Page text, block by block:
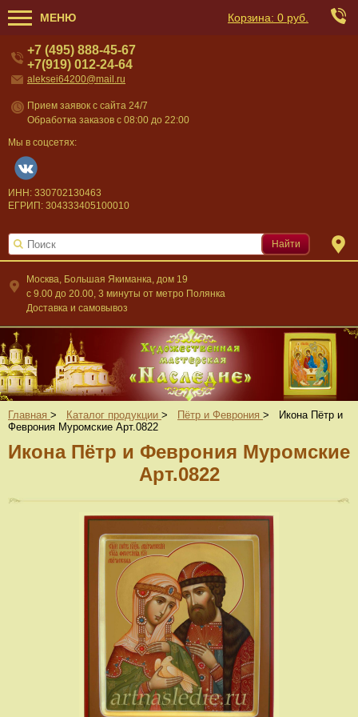
МЕНЮ Корзина: 0 руб.
Москва, Большая Якиманка, дом 19
c 9.00 до 20.00, 3 минуты от метро Полянка
Доставка и самовывоз
+7 (495) 888-45-67
+7(919) 012-24-64
aleksei64200@mail.ru
Прием заявок с сайта 24/7
Обработка заказов с 08:00 до 22:00
Мы в соцсетях:
ИНН: 330702130463
ЕГРИП: 304333405100010
Найти
Главная > Каталог продукции > Пётр и Феврония >
Икона Пётр и
Феврония Муромские Арт.0822
Икона Пётр и Феврония Муромские
Арт.0822